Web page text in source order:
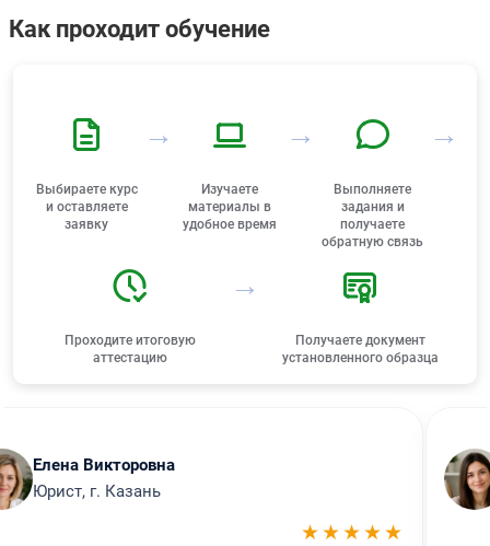
Как проходит обучение
Выбираете курс
и оставляете
заявку
→
Изучаете
материалы в
удобное время
→
Выполняете
задания и
получаете
обратную связь
→
Проходите итоговую
аттестацию
→
Получаете документ
установленного образца
Елена Викторовна
Юрист, г. Казань
★★★★★